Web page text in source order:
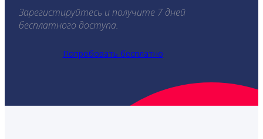
Зарегистируйтесь и получите 7 дней
бесплатного доступа.
Попробовать бесплатно